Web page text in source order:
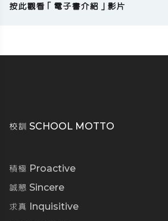
按此觀看「電子書介紹」影片
校訓 SCHOOL MOTTO
積極 Proactive
誠懇 Sincere
求真 Inquisitive